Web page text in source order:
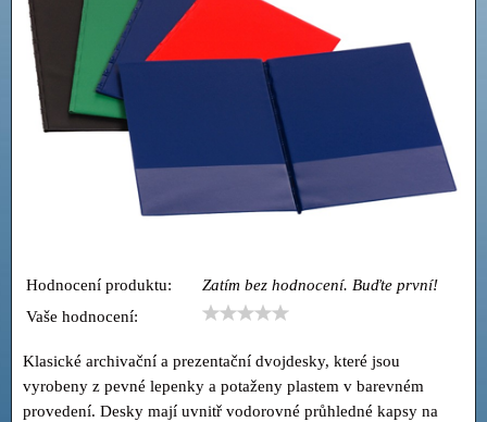
Hodnocení produktu:
Zatím bez hodnocení. Buďte první!
Vaše hodnocení:
Klasické archivační a prezentační dvojdesky, které jsou
vyrobeny z pevné lepenky a potaženy plastem v barevném
provedení. Desky mají uvnitř vodorovné průhledné kapsy na